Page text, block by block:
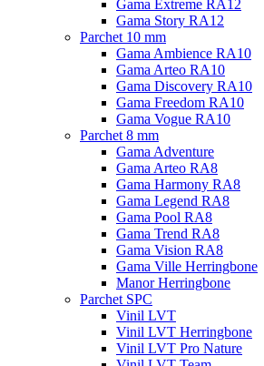
Gama Extreme RA12
Gama Story RA12
Parchet 10 mm
Gama Ambience RA10
Gama Arteo RA10
Gama Discovery RA10
Gama Freedom RA10
Gama Vogue RA10
Parchet 8 mm
Gama Adventure
Gama Arteo RA8
Gama Harmony RA8
Gama Legend RA8
Gama Pool RA8
Gama Trend RA8
Gama Vision RA8
Gama Ville Herringbone
Manor Herringbone
Parchet SPC
Vinil LVT
Vinil LVT Herringbone
Vinil LVT Pro Nature